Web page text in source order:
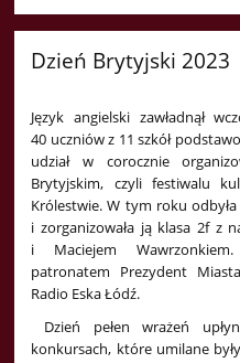
Dzień Brytyjski 2023
Język angielski zawładnął
40 uczniów z 11 szkół
udział w corocznie
Brytyjskim, czyli festiwalu
Królestwie. W tym roku
i zorganizowała ją klasa 2f z
i Maciejem
patronatem Prezydent
Radio Eska Łódź.
Dzień pełen wrażeń
konkursach, które umilane